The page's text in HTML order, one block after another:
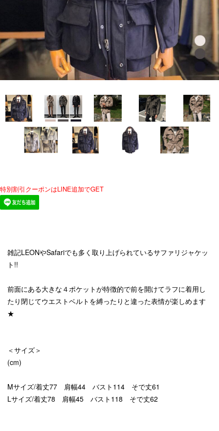
特別割引クーポンはLINE追加でGET
雑記LEONやSafariでも多く取り上げられているサファリジャケッ
ト!!
前面にある大きな４ポケットが特徴的で前を開けてラフに着用し
たり閉じてウエストベルトを縛ったりと違った表情が楽しめます
★
＜サイズ＞
(cm)
Mサイズ/着丈77 肩幅44 バスト114 そで丈61
Lサイズ/着丈78 肩幅45 バスト118 そで丈62